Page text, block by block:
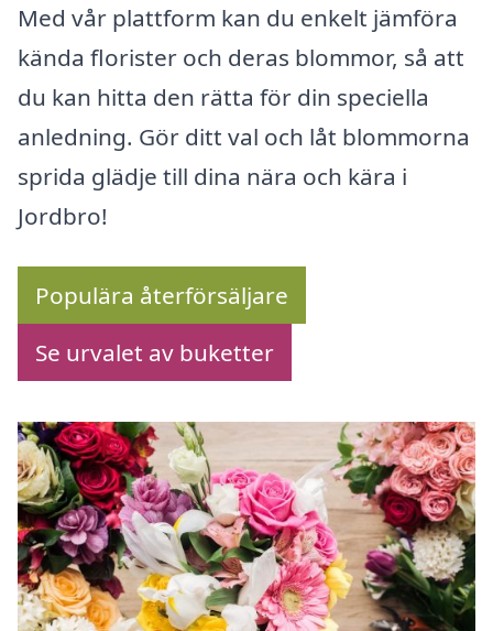
Med vår plattform kan du enkelt jämföra
kända florister och deras blommor, så att
du kan hitta den rätta för din speciella
anledning. Gör ditt val och låt blommorna
sprida glädje till dina nära och kära i
Jordbro!
Populära återförsäljare
Se urvalet av buketter